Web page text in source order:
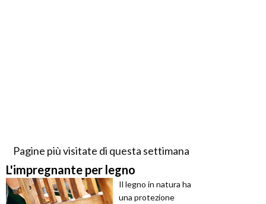
Pagine più visitate di questa settimana
L'impregnante per legno
Il legno in natura ha
una protezione